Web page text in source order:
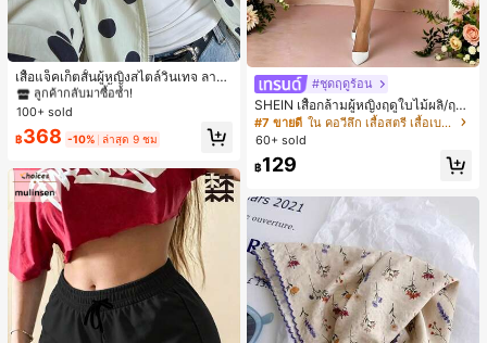
เสื้อแจ็คเก็ตสั้นผู้หญิงสไตล์วินเทจ ลายจุ
ดขนาดใหญ่ คอตั้ง เอวเข้ารูป แขนพอง
ทรงหลวม แฟชั่นอเนกประสงค์ สำหรับใ
ส่ประจำวันและไปเที่ยวพักผ่อน
#1 ขายดี
ใน กระเป๋า เสื้อคลุมลำลอง
ลูกค้ากลับมาซื้อซ้ำ!
#1 ขายดี ใน กระเป๋า เสื้อคลุมลำลอง
ลูกค้ากลับมาซื้อซ้ำ!
#1 ขายดี ใน กระเป๋า เสื้อคลุมลำลอง
ลูกค้ากลับมาซื้อซ้ำ!
#1 ขายดี
ใน กระเป๋า เสื้อคลุมลำลอง
100+ sold
฿368 -10% ล่าสุด 9 ชม
#ชุดฤดูร้อน
SHEIN เสื้อกล้ามผู้หญิงฤดูใบไม้ผลิ/ฤดูร้
อน ใหม่ สไตล์มินิมอลลำลองหรูหรา สีบ
ล็อก ลายจุด คอวี แพตช์เวิร์ก ชายระบา
ย แขนกุด ทรงเข้ารูป อเนกประสงค์, เสื้อ
ผู้หญิงฤดูใบไม้ผลิ/ฤดูร้อน, เสื้อหรูหราผู้
#7 ขายดี
ใน คอวีลึก เสื้อสตรี เสื้อเบลาส์ & Tee
60+ sold
฿129